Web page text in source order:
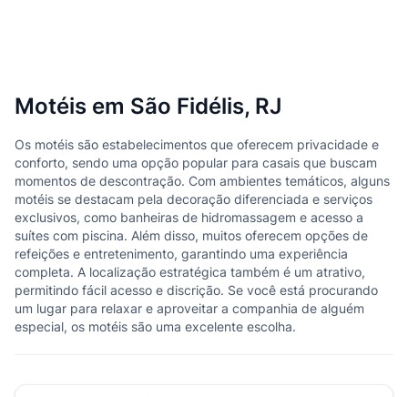
Motéis em São Fidélis, RJ
Os motéis são estabelecimentos que oferecem privacidade e
conforto, sendo uma opção popular para casais que buscam
momentos de descontração. Com ambientes temáticos, alguns
motéis se destacam pela decoração diferenciada e serviços
exclusivos, como banheiras de hidromassagem e acesso a
suítes com piscina. Além disso, muitos oferecem opções de
refeições e entretenimento, garantindo uma experiência
completa. A localização estratégica também é um atrativo,
permitindo fácil acesso e discrição. Se você está procurando
um lugar para relaxar e aproveitar a companhia de alguém
especial, os motéis são uma excelente escolha.